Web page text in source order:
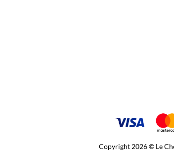
Copyright 2026 © Le